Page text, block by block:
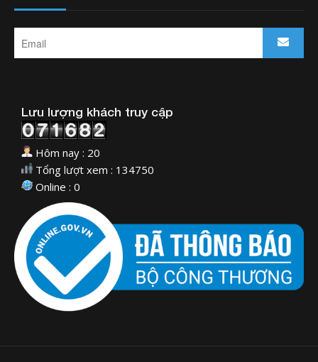
Lưu lượng khách truy cập
Hôm nay : 20
Tổng lượt xem : 134750
Online : 0